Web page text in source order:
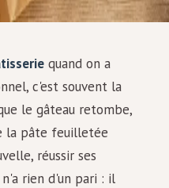
quand on a
c'est souvent la
le gâteau retombe,
la pâte feuilletée
réussir ses
rien d'un pari : il